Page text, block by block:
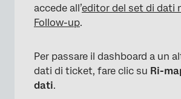
accede all’editor del set di dati
Follow-up.
Per passare il dashboard a un
dati di ticket, fare clic su Ri-
dati.